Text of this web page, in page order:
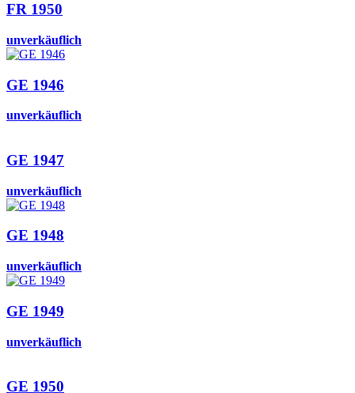
FR 1950
unverkäuflich
GE 1946
unverkäuflich
GE 1947
unverkäuflich
GE 1948
unverkäuflich
GE 1949
unverkäuflich
GE 1950